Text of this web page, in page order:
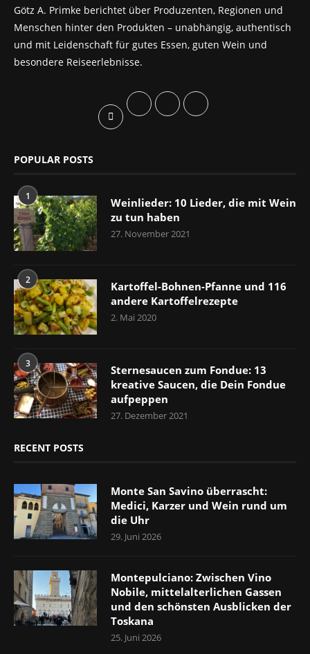
Götz A. Primke berichtet über Produzenten, Regionen und
Menschen hinter den Produkten – unabhängig, authentisch
und mit Leidenschaft für gutes Essen, guten Wein und
besondere Reiseerlebnisse.
POPULAR POSTS
1
Weinlieder: 10 Lieder, die mit Wein
zu tun haben
27. November 2021
2
Kartoffel-Bohnen-Pfanne und 116
andere Kartoffelrezepte
2. Mai 2020
3
Sternesaucen zum Fondue: 13
kreative Saucen, die Dein Fondue
aufpeppen
27. Dezember 2021
RECENT POSTS
Monte San Savino überrascht:
Medici, Karzer und Wein rund um
die Uhr
29. Juni 2026
Montepulciano: Zwischen Vino
Nobile, mittelalterlichen Gassen
und den schönsten Ausblicken der
Toskana
25. Juni 2026